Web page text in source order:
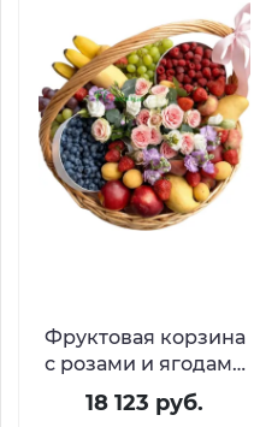
Фруктовая корзина
с розами и ягодами
«Сладкий джаз»
18 123 руб.